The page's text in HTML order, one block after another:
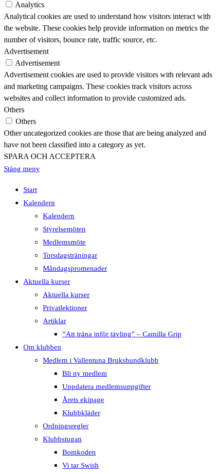
Analytics
Analytical cookies are used to understand how visitors interact with
the website. These cookies help provide information on metrics the
number of visitors, bounce rate, traffic source, etc.
Advertisement
Advertisement
Advertisement cookies are used to provide visitors with relevant ads
and marketing campaigns. These cookies track visitors across
websites and collect information to provide customized ads.
Others
Others
Other uncategorized cookies are those that are being analyzed and
have not been classified into a category as yet.
SPARA OCH ACCEPTERA
Stäng meny
Start
Kalendern
Kalendern
Styrelsemöten
Medlemsmöte
Torsdagsträningar
Måndagspromenader
Aktuella kurser
Aktuella kurser
Privatlektioner
Artiklar
”Att träna inför tävling” – Camilla Grip
Om klubben
Medlem i Vallentuna Brukshundklubb
Bli ny medlem
Uppdatera medlemsuppgifter
Årets ekipage
Klubbkläder
Ordningsregler
Klubbstugan
Bomkoden
Vi tar Swish